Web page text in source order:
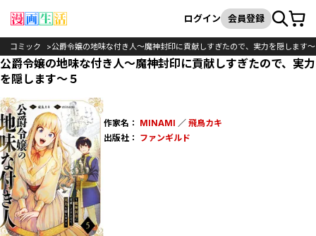
検索
ログイン 会員登録カート
コミック 公爵令嬢の地味な付き人～魔神封印に貢献しすぎたので、実力を隠します～
公爵令嬢の地味な付き人～魔神封印に貢献しすぎたので、実力
を隠します～５
作家名： MINAMI ／ 飛鳥カキ
出版社： ファンギルド